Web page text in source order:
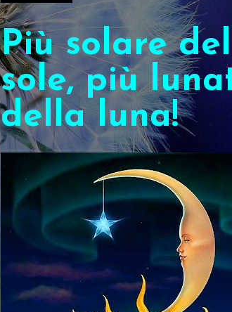
Più solare del
sole, più
della luna!